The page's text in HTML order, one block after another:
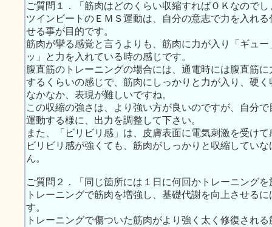
ご質問１．「筋肉はどのくらい収縮すればＯＫなのでし
ツインビートのＥＭＳ運動は、自分の意志で力を入れ
せる事が目的です。
筋肉が攣る感覚と言うよりも、筋肉に力が入り「ギュ
ッ」と力を入れている時の感じです。
腹直筋のトレーニングの場合には、通電時には腹直筋
するくらいの感じで、筋肉にしっかりと力が入り、硬
なかなか、表現が難しいですね。
この収縮の強さは、より強い方が良いのですが、自分
運動する様に、出力を調整して下さい。
また、「ビリビリ感」は、皮膚表面に電気刺激を受け
ビリビリ感が強くても、筋肉がしっかりと収縮してい
ん。
ご質問２．「同じ箇所には１日に何回かトレーニング
トレーニングで筋肉を増強し、基礎代謝を向上させる
す。
トレーニングで傷ついた筋肉がより強く太く修復され